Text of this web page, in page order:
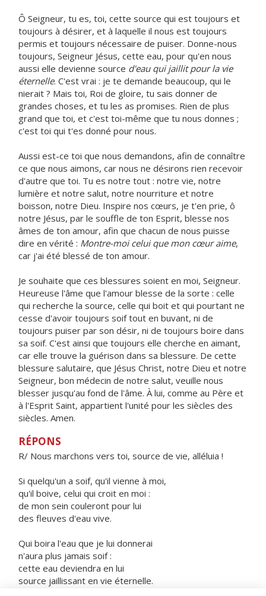
Ô Seigneur, tu es, toi, cette source qui est toujours et
toujours à désirer, et à laquelle il nous est toujours
permis et toujours nécessaire de puiser. Donne-nous
toujours, Seigneur Jésus, cette eau, pour qu'en nous
aussi elle devienne source d'eau qui jaillit pour la vie
éternelle. C'est vrai : je te demande beaucoup, qui le
nierait ? Mais toi, Roi de gloire, tu sais donner de
grandes choses, et tu les as promises. Rien de plus
grand que toi, et c'est toi-même que tu nous donnes ;
c'est toi qui t'es donné pour nous.
Aussi est-ce toi que nous demandons, afin de connaître
ce que nous aimons, car nous ne désirons rien recevoir
d'autre que toi. Tu es notre tout : notre vie, notre
lumière et notre salut, notre nourriture et notre
boisson, notre Dieu. Inspire nos cœurs, je t'en prie, ô
notre Jésus, par le souffle de ton Esprit, blesse nos
âmes de ton amour, afin que chacun de nous puisse
dire en vérité : Montre-moi celui que mon cœur aime,
car j'ai été blessé de ton amour.
Je souhaite que ces blessures soient en moi, Seigneur.
Heureuse l'âme que l'amour blesse de la sorte : celle
qui recherche la source, celle qui boit et qui pourtant ne
cesse d'avoir toujours soif tout en buvant, ni de
toujours puiser par son désir, ni de toujours boire dans
sa soif. C'est ainsi que toujours elle cherche en aimant,
car elle trouve la guérison dans sa blessure. De cette
blessure salutaire, que Jésus Christ, notre Dieu et notre
Seigneur, bon médecin de notre salut, veuille nous
blesser jusqu'au fond de l'âme. À lui, comme au Père et
à l'Esprit Saint, appartient l'unité pour les siècles des
siècles. Amen.
RÉPONS
R/ Nous marchons vers toi, source de vie, alléluia !
Si quelqu'un a soif, qu'il vienne à moi,
qu'il boive, celui qui croit en moi :
de mon sein couleront pour lui
des fleuves d'eau vive.
Qui boira l'eau que je lui donnerai
n'aura plus jamais soif :
cette eau deviendra en lui
source jaillissant en vie éternelle.